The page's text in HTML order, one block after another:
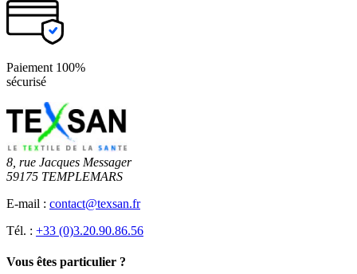
Paiement 100%
sécurisé
8, rue Jacques Messager
59175 TEMPLEMARS
E-mail : contact@texsan.fr
Tél. : +33 (0)3.20.90.86.56
Vous êtes particulier ?